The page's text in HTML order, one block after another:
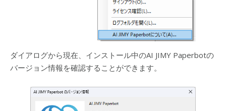
ダイアログから現在、インストール中のAI JIMY Paperbotの
バージョン情報を確認することができます。